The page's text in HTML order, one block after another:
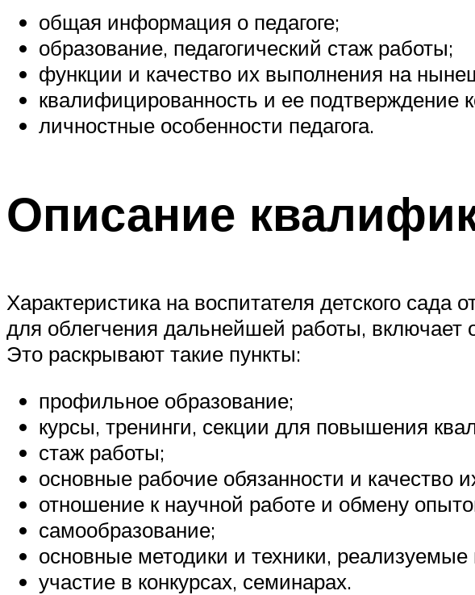
общая информация о педагоге;
образование, педагогический стаж работы;
функции и качество их выполнения на
квалифицированность и ее подтверждение
личностные особенности педагога.
Описание
Характеристика на воспитателя детского
для облегчения дальнейшей работы, включает
Это раскрывают такие пункты:
профильное образование;
курсы, тренинги, секции для повышения
стаж работы;
основные рабочие обязанности и качество
отношение к научной работе и обмену
самообразование;
основные методики и техники,
участие в конкурсах, семинарах.